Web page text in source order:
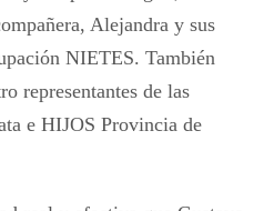
Alejandra y sus
NIETES. También
representantes de las
e HIJOS Provincia de